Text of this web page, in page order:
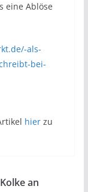
eine Ablöse
als-
bei-
hierzu
an